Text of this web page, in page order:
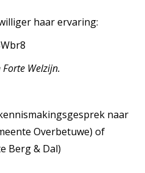
haar ervaring:
Welzijn.
naar
Overbetuwe) of
Berg & Dal)